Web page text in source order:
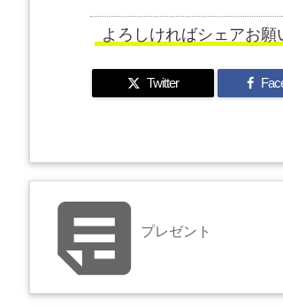
よろしければシェアお願
Twitter
プレゼント